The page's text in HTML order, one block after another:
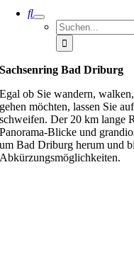
Suche
nach:
Sachsenring Bad Driburg
Egal ob Sie wandern,
gehen möchten, lassen Sie
schweifen. Der 20 km lange
Panorama-Blicke und
um Bad Driburg herum und
Abkürzungsmöglichkeiten.